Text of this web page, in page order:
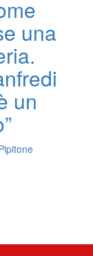
una
un